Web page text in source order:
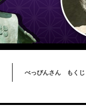
べっぴんさん もくじ